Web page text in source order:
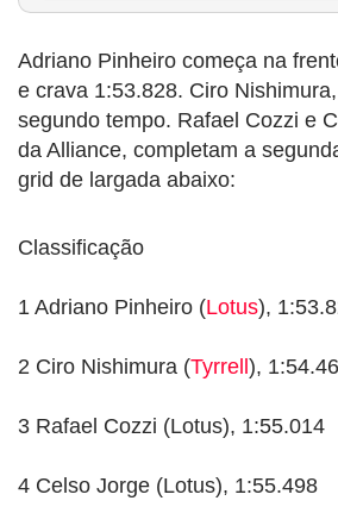
Adriano Pinheiro começa na
e crava 1:53.828. Ciro
segundo tempo. Rafael Cozzi e
da Alliance, completam a
grid de largada abaixo:
Classificação
1 Adriano Pinheiro (Lotus),
2 Ciro Nishimura (Tyrrell ),
3 Rafael Cozzi (Lotus), 1:55.014
4 Celso Jorge (Lotus), 1:55.498